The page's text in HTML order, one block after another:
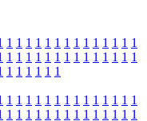
1 1 1 1 1 1 1 1 1 1 1 1 1 1
1 1 1 1 1 1 1 1 1 1 1 1 1 1
1 1 1 1 1 1
1 1 1 1 1 1 1 1 1 1 1 1 1 1
1 1 1 1 1 1 1 1 1 1 1 1 1 1